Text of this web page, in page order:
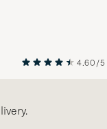
4.60/5